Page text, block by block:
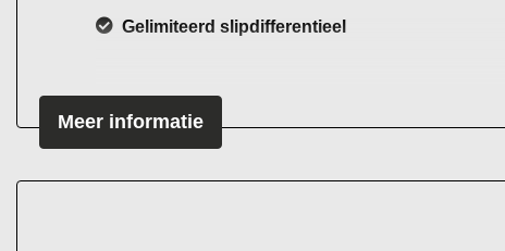
Gelimiteerd slipdifferentieel
Meer informatie